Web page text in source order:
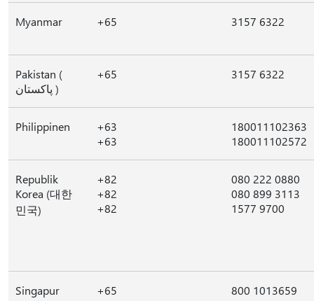
Myanmar +65 3157 6322
Pakistan (
پاکستان )
+65 3157 6322
Philippinen
+63
+63
180011102363
180011102572
Republik
Korea (대한
민국)
+82
+82
+82
080 222 0880
080 899 3113
1577 9700
Singapur +65 800 1013659